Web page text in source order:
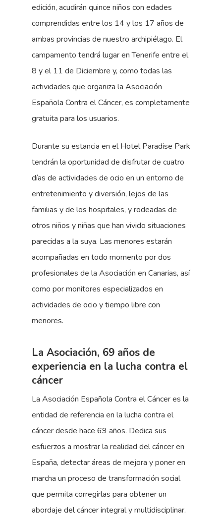
edición, acudirán quince niños con edades
comprendidas entre los 14 y los 17 años de
ambas provincias de nuestro archipiélago. El
campamento tendrá lugar en Tenerife entre el
8 y el 11 de Diciembre y, como todas las
actividades que organiza la Asociación
Española Contra el Cáncer, es completamente
gratuita para los usuarios.
Durante su estancia en el Hotel Paradise Park
tendrán la oportunidad de disfrutar de cuatro
días de actividades de ocio en un entorno de
entretenimiento y diversión, lejos de las
familias y de los hospitales, y rodeadas de
otros niños y niñas que han vivido situaciones
parecidas a la suya. Las menores estarán
acompañadas en todo momento por dos
profesionales de la Asociación en Canarias, así
como por monitores especializados en
actividades de ocio y tiempo libre con
menores.
La Asociación, 69 años de
experiencia en la lucha contra el
cáncer
La Asociación Española Contra el Cáncer es la
entidad de referencia en la lucha contra el
cáncer desde hace 69 años. Dedica sus
esfuerzos a mostrar la realidad del cáncer en
España, detectar áreas de mejora y poner en
marcha un proceso de transformación social
que permita corregirlas para obtener un
abordaje del cáncer integral y multidisciplinar.